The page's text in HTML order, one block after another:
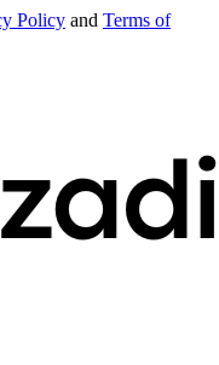
Policy and Terms of